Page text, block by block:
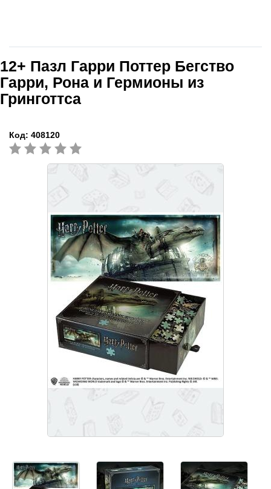
Код: 408120
12+ Пазл Гарри Поттер Бегство
Гарри, Рона и Гермионы из
Гринготтса